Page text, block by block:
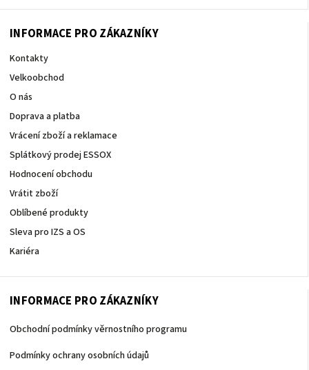
INFORMACE PRO ZÁKAZNÍKY
Kontakty
Velkoobchod
O nás
Doprava a platba
Vrácení zboží a reklamace
Splátkový prodej ESSOX
Hodnocení obchodu
Vrátit zboží
Oblíbené produkty
Sleva pro IZS a OS
Kariéra
INFORMACE PRO ZÁKAZNÍKY
Obchodní podmínky věrnostního programu
Podmínky ochrany osobních údajů